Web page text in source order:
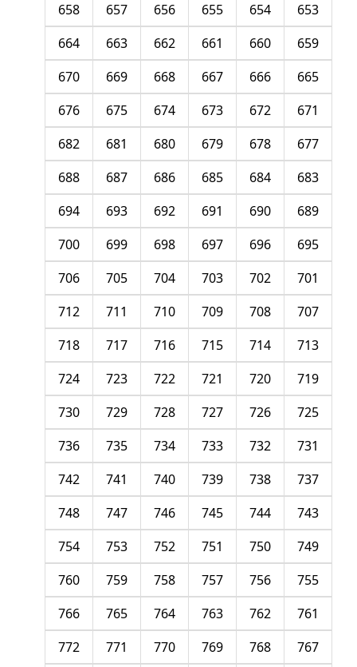
653
654
655
656
657
658
659
660
661
662
663
664
665
666
667
668
669
670
671
672
673
674
675
676
677
678
679
680
681
682
683
684
685
686
687
688
689
690
691
692
693
694
695
696
697
698
699
700
701
702
703
704
705
706
707
708
709
710
711
712
713
714
715
716
717
718
719
720
721
722
723
724
725
726
727
728
729
730
731
732
733
734
735
736
737
738
739
740
741
742
743
744
745
746
747
748
749
750
751
752
753
754
755
756
757
758
759
760
761
762
763
764
765
766
767
768
769
770
771
772